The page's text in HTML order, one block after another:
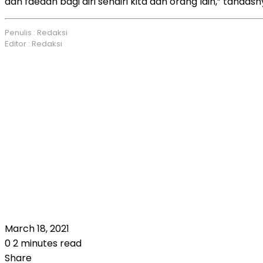
Penulis : Redaksi
Editor : Redaksi
March 18, 2021
02 minutes read
Share